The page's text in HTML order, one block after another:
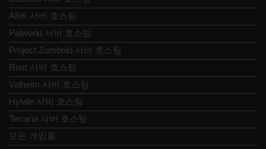
ARK 서버 호스팅
Palworld 서버 호스팅
Project Zomboid 서버 호스팅
Rust 서버 호스팅
Valheim 서버 호스팅
Hytale 서버 호스팅
Terraria 서버 호스팅
모든 게임들